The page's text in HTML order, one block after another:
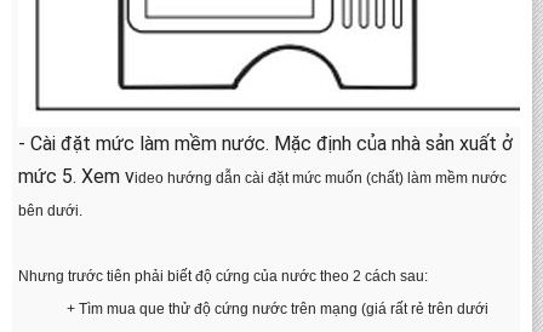
- Cài đặt mức làm mềm nước. Mặc định của nhà sản xuất ở
mức 5. Xem video hướng dẫn cài đặt mức muốn (chất) làm mềm nước
bên dưới.
Nhưng trước tiên phải biết độ cứng của nước theo 2 cách sau:
+ Tìm mua que thử độ cứng nước trên mạng (giá rất rẻ trên dưới